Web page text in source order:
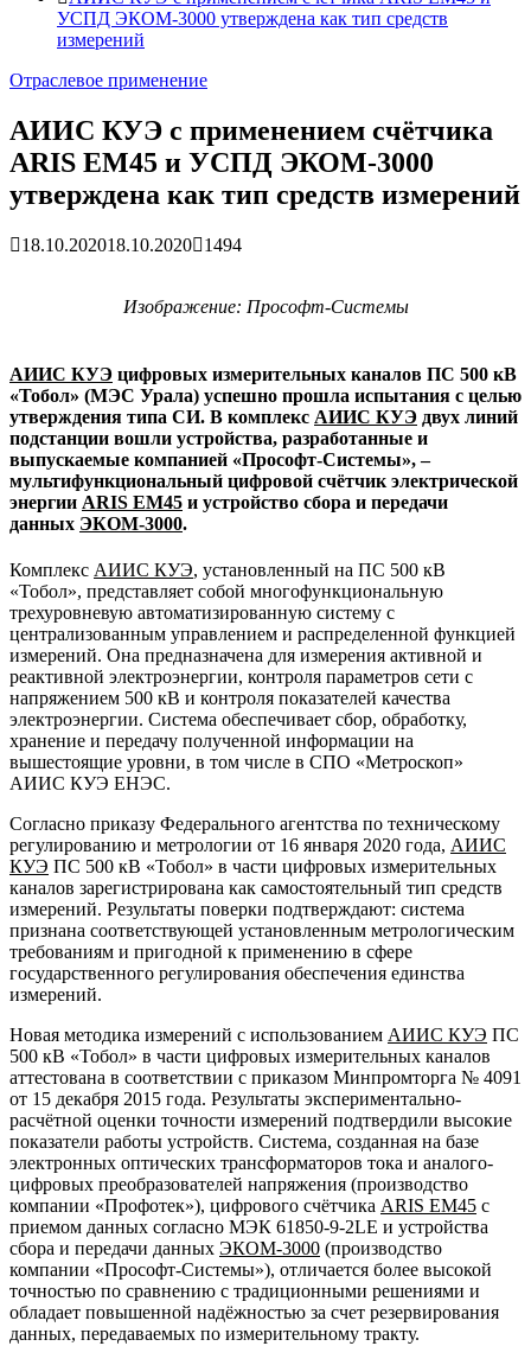
УСПД ЭКОМ-3000 утверждена как тип средств
измерений
Отраслевое применение
АИИС КУЭ с применением счётчика
ARIS EM45 и УСПД ЭКОМ-3000
утверждена как тип средств измерений
18.10.202018.10.2020 1494
Изображение: Прософт-Системы
АИИС КУЭ цифровых измерительных каналов ПС 500 кВ
«Тобол» (МЭС Урала) успешно прошла испытания с целью
утверждения типа СИ. В комплекс АИИС КУЭ двух линий
подстанции вошли устройства, разработанные и
выпускаемые компанией «Прософт-Системы», –
мультифункциональный цифровой счётчик электрической
энергии ARIS EM45 и устройство сбора и передачи
данных ЭКОМ-3000.
Комплекс АИИС КУЭ, установленный на ПС 500 кВ
«Тобол», представляет собой многофункциональную
трехуровневую автоматизированную систему с
централизованным управлением и распределенной функцией
измерений. Она предназначена для измерения активной и
реактивной электроэнергии, контроля параметров сети с
напряжением 500 кВ и контроля показателей качества
электроэнергии. Система обеспечивает сбор, обработку,
хранение и передачу полученной информации на
вышестоящие уровни, в том числе в СПО «Метроскоп»
АИИС КУЭ ЕНЭС.
Согласно приказу Федерального агентства по техническому
регулированию и метрологии от 16 января 2020 года, АИИС
КУЭ ПС 500 кВ «Тобол» в части цифровых измерительных
каналов зарегистрирована как самостоятельный тип средств
измерений. Результаты поверки подтверждают: система
признана соответствующей установленным метрологическим
требованиям и пригодной к применению в сфере
государственного регулирования обеспечения единства
измерений.
Новая методика измерений с использованием АИИС КУЭ ПС
500 кВ «Тобол» в части цифровых измерительных каналов
аттестована в соответствии с приказом Минпромторга № 4091
от 15 декабря 2015 года. Результаты экспериментально-
расчётной оценки точности измерений подтвердили высокие
показатели работы устройств. Система, созданная на базе
электронных оптических трансформаторов тока и аналого-
цифровых преобразователей напряжения (производство
компании «Профотек»), цифрового счётчика ARIS EM45 c
приемом данных согласно МЭК 61850-9-2LE и устройства
сбора и передачи данных ЭКОМ-3000 (производство
компании «Прософт-Системы»), отличается более высокой
точностью по сравнению с традиционными решениями и
обладает повышенной надёжностью за счет резервирования
данных, передаваемых по измерительному тракту.